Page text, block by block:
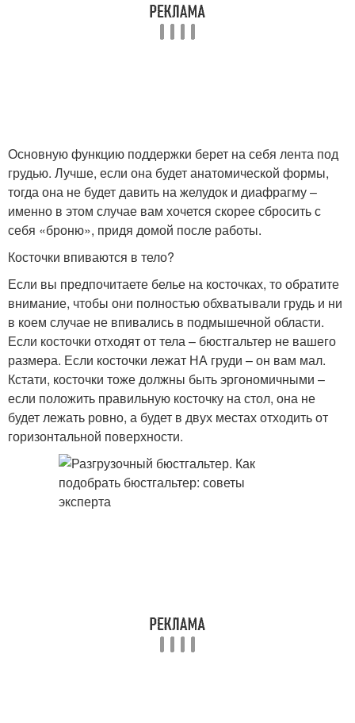
Основную функцию поддержки берет на себя лента под
грудью. Лучше, если она будет анатомической формы,
тогда она не будет давить на желудок и диафрагму –
именно в этом случае вам хочется скорее сбросить с
себя «броню», придя домой после работы.
Косточки впиваются в тело?
Если вы предпочитаете белье на косточках, то обратите
внимание, чтобы они полностью обхватывали грудь и ни
в коем случае не впивались в подмышечной области.
Если косточки отходят от тела – бюстгальтер не вашего
размера. Если косточки лежат НА груди – он вам мал.
Кстати, косточки тоже должны быть эргономичными –
если положить правильную косточку на стол, она не
будет лежать ровно, а будет в двух местах отходить от
горизонтальной поверхности.